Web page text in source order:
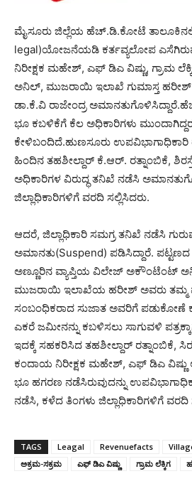
ಮೈಸೂರು ಜಿಲ್ಲೆಯ ಹೆಚ್.ಡಿ.ಕೋಟೆ
legal)ಯೋಜನೆಯಡಿ ಕರ್ತವ್ಯಲೋಪ
ನಿರೀಕ್ಷಕ ಮಹೇಶ್, ಎಫ್ ಡಿಎ ವಿಷ್ಣು, ಗ್ರಾಮ
ಅನಿಲ್, ಮುಜರಾಯಿ ಇಲಾಖೆ ಗುಮಾಸ್ತ ಹರೀಶ್
ಡಾ.ಕೆ.ವಿ ರಾಜೇಂದ್ರ
ಭೂ ಕಬಳಿಕೆಗೆ ಕೆಲ ಅಧಿಕಾರಿಗಳು
ಕೇಳಿಬಂದಿದೆ.ಹುಣಸೂರು
ಹಿಂದಿನ ತಹಶೀಲ್ದಾರ್ ಕೆ.ಆರ್. ರತ್ನಾಂಬಿಕೆ,
ಅಧಿಕಾರಿಗಳ ವಿರುದ್ಧ ತನಿಖೆ ನಡೆಸಿ
ಜಿಲ್ಲಾಧಿಕಾರಿಗಳಿಗೆ ವರದಿ ಸಲ್ಲಿಸಿದರು.
ಆದರೆ, ಜಿಲ್ಲಾಧಿಕಾರಿ ಸಮಗ್ರ ತನಿಖೆ ನಡೆಸಿ
ಅಮಾನತು(Suspend) ಪಡಿಸಿದ್ದಾರೆ.
ಅಣ್ಣೂರಿನ ವ್ಯಾಪ್ತಿಯ ವಿಲೇಜ್ ಅಕೌಂಟೆಂಟ್
ಮುಜರಾಯಿ ಇಲಾಖೆಯ ಹರೀಶ್ ಅವರು ತಮ್ಮ
ಸಂಬಂಧಿಕರಾದ ಸುಜಾತ ಅವರಿಗೆ ಪಡುಕೋಣೆ
ಎಕರೆ ಜಮೀನನ್ನು ಕಬಳಿಸಲು ಸಾಗುವಳಿ
ಇದಕ್ಕೆ ಸಹಕರಿಸಿದ ತಹಶೀಲ್ದಾರ್ ರತ್ನಾಂಬಿಕೆ,
ಕಂದಾಯ ನಿರೀಕ್ಷಕ ಮಹೇಶ್, ಎಫ್ ಡಿಎ
ಭೂ ಹಗರಣ ನಡೆಸಿರುವುದನ್ನು
ನಡೆಸಿ, ಕಳೆದ ತಿಂಗಳು ಜಿಲ್ಲಾಧಿಕಾರಿಗಳಿಗೆ ವರದಿ
TAGS Leagal Revenuefacts
ಅಕ್ರಮ-ಸಕ್ರಮ
ಎಫ್ ಡಿಎ ವಿಷ್ಣು ಗ್ರಾಮ ಲೆಕ್ಕಿಗ